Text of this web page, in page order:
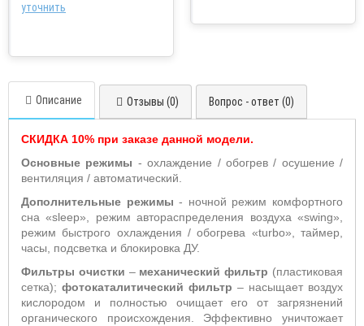
уточнить
Описание Отзывы (0) Вопрос - ответ (0)
СКИДКА 10% при заказе данной модели.
Основные режимы - охлаждение / обогрев / осушение /
вентиляция / автоматический.
Дополнительные режимы - ночной режим комфортного
сна «sleep», режим автораспределения воздуха «swing»,
режим быстрого охлаждения / обогрева «turbo», таймер,
часы, подсветка и блокировка ДУ.
Фильтры очистки – механический фильтр (пластиковая
сетка); фотокаталитический фильтр – насыщает воздух
кислородом и полностью очищает его от загрязнений
органического происхождения. Эффективно уничтожает